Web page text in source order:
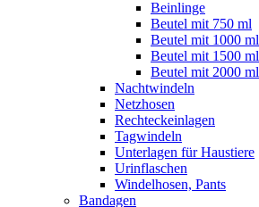
Beinlinge
Beutel mit 750 ml
Beutel mit 1000 ml
Beutel mit 1500 ml
Beutel mit 2000 ml
Nachtwindeln
Netzhosen
Rechteckeinlagen
Tagwindeln
Unterlagen für Haustiere
Urinflaschen
Windelhosen, Pants
Bandagen